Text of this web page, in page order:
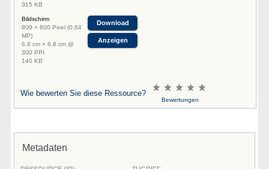
315 KB
Bildschirm
800 × 800 Pixel (0.64
MP)
6.8 cm × 6.8 cm @
300 PPI
140 KB
Download
Anzeigen
Wie bewerten Sie diese Ressource?
Bewertungen
Metadaten